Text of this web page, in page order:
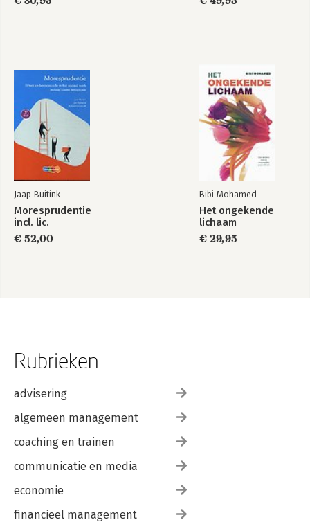
Jaap Buitink
Moresprudentie
incl. lic.
€ 52,00
Bibi Mohamed
Het ongekende
lichaam
€ 29,95
Rubrieken
advisering
algemeen management
coaching en trainen
communicatie en media
economie
financieel management